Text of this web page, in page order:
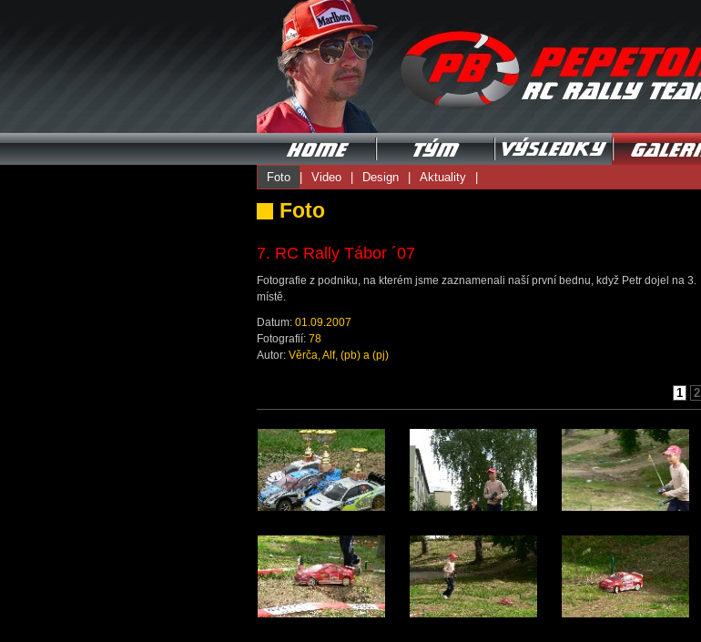
Foto Video Design Aktuality
Foto
7. RC Rally Tábor ´07
Fotografie z podniku, na kterém jsme zaznamenali naší první bednu, když Petr dojel na 3.
místě.
Datum: 01.09.2007
Fotografií: 78
Autor: Věrča, Alf, (pb) a (pj)
1 2